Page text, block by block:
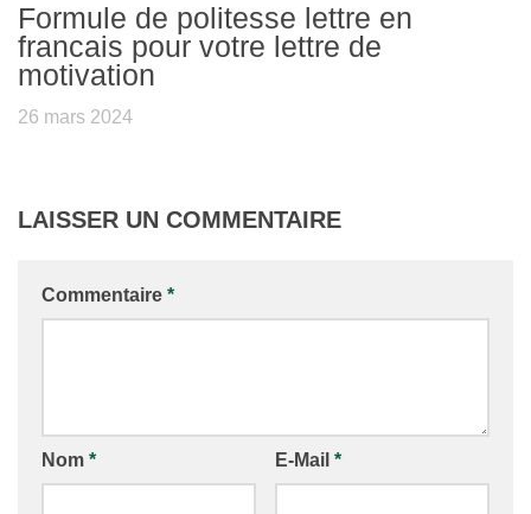
Formule de politesse lettre en
francais pour votre lettre de
motivation
26 mars 2024
LAISSER UN COMMENTAIRE
Commentaire *
Nom * E-Mail *